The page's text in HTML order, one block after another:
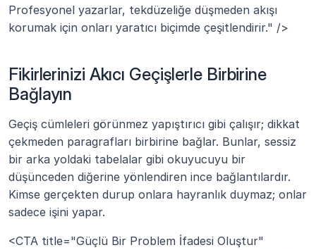
Profesyonel yazarlar, tekdüzeliğe düşmeden akışı
korumak için onları yaratıcı biçimde çeşitlendirir." />
Fikirlerinizi Akıcı Geçişlerle Birbirine
Bağlayın
Geçiş cümleleri görünmez yapıştırıcı gibi çalışır; dikkat
çekmeden paragrafları birbirine bağlar. Bunlar, sessiz
bir arka yoldaki tabelalar gibi okuyucuyu bir
düşünceden diğerine yönlendiren ince bağlantılardır.
Kimse gerçekten durup onlara hayranlık duymaz; onlar
sadece işini yapar.
<CTA title="Güçlü Bir Problem İfadesi Oluştur"